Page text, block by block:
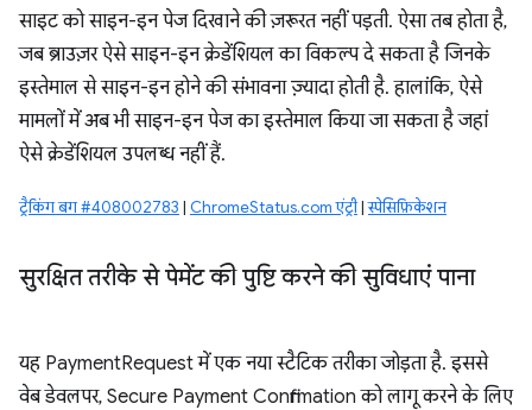
साइट को साइन-इन पेज दिखाने की ज़रूरत नहीं पड़ती. ऐसा तब होता है,
जब ब्राउज़र ऐसे साइन-इन क्रेडेंशियल का विकल्प दे सकता है जिनके
इस्तेमाल से साइन-इन होने की संभावना ज़्यादा होती है. हालांकि, ऐसे
मामलों में अब भी साइन-इन पेज का इस्तेमाल किया जा सकता है जहां
ऐसे क्रेडेंशियल उपलब्ध नहीं हैं.
ट्रैकिंग बग #408002783 | ChromeStatus.com एंट्री|स्पेसिफ़िकेशन
सुरक्षित तरीके से पेमेंट की पुष्टि करने की सुविधाएं पाना
यह PaymentRequest में एक नया स्टैटिक तरीका जोड़ता है. इससे
वेब डेवलपर, Secure Payment Confirmation को लागू करने के लिए